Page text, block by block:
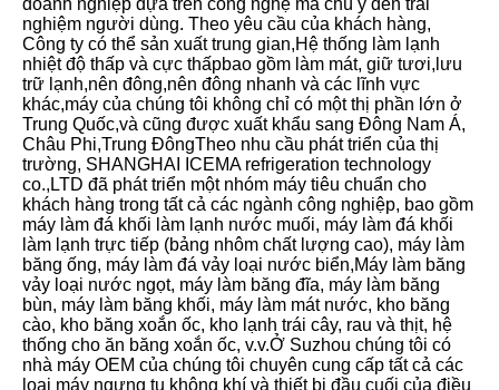
nghiệm người dùng. Theo yêu cầu của khách hàng,
Công ty có thể sản xuất trung gian,Hệ thống làm lạnh
nhiệt độ thấp và cực thấpbao gồm làm mát, giữ tươi,lưu
trữ lạnh,nên đông,nên đông nhanh và các lĩnh vực
khác,máy của chúng tôi không chỉ có một thị phần lớn ở
Trung Quốc,và cũng được xuất khẩu sang Đông Nam Á,
Châu Phi,Trung ĐôngTheo nhu cầu phát triển của thị
trường, SHANGHAI ICEMA refrigeration technology
co.,LTD đã phát triển một nhóm máy tiêu chuẩn cho
khách hàng trong tất cả các ngành công nghiệp, bao gồm
máy làm đá khối làm lạnh nước muối, máy làm đá khối
làm lạnh trực tiếp (bảng nhôm chất lượng cao), máy làm
băng ống, máy làm đá vảy loại nước biển,Máy làm băng
vảy loại nước ngọt, máy làm băng đĩa, máy làm băng
bùn, máy làm băng khối, máy làm mát nước, kho băng
cào, kho băng xoắn ốc, kho lạnh trái cây, rau và thịt, hệ
thống cho ăn băng xoắn ốc, v.v.Ở Suzhou chúng tôi có
nhà máy OEM của chúng tôi chuyên cung cấp tất cả các
loại máy ngưng tụ không khí và thiết bị đầu cuối của điều